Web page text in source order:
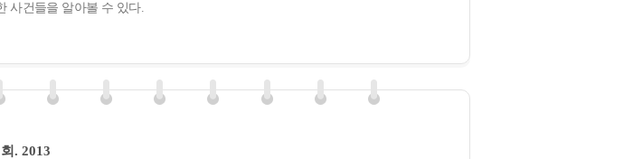
사건들을 알아볼 수 있다.
. 2013